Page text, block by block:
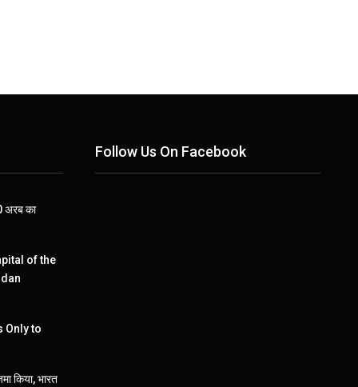
अरब का
of the
Only to
किया, भारत
Follow Us On Facebook